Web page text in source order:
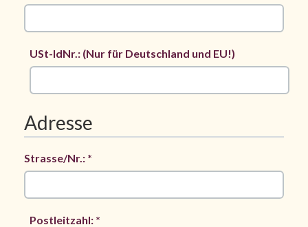
USt-IdNr.: (Nur für Deutschland und EU!)
Adresse
Strasse/Nr.: *
Postleitzahl: *